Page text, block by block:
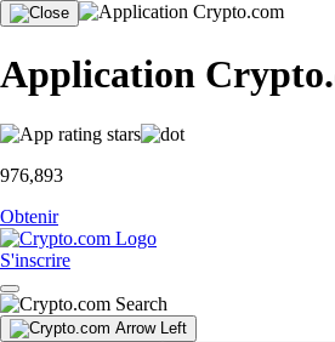
Application
976,893
Obtenir
S'inscrire